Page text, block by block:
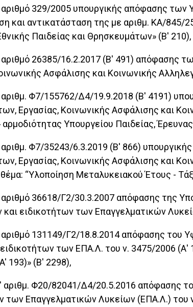
329/2005 υπουργικής απόφασης των
και αντικατάσταση της με αριθμ. ΚΑ/
Παιδείας και Θρησκευμάτων» (Β' 210),
26385/16.2.2017 (Β' 491) απόφασης
Ασφάλισης και Κοινωνικής
Φ7/155762/Δ4/19.9.2018 (Β' 4191)
Εργασίας, Κοινωνικής Ασφάλισης και
Υπουργείου Παιδείας,
Φ7/35243/6.3.2019 (Β' 866)
Εργασίας, Κοινωνικής Ασφάλισης και
“Υλοποίηση Μεταλυκειακού Έτους -
αριθμό 36618/Γ2/30.3.2007 απόφασης της
ειδικοτήτων των Επαγγελματικών
αριθμό 131149/Γ2/18.8.2014 απόφασης του
των ΕΠΑ.Λ. του ν. 3475/2006 (Α'
193)» (B' 2298),
αριθμ. Φ20/82041/Δ4/20.5.2016 απόφασης
των Επαγγελματικών Λυκείων (ΕΠΑ.Λ.) του